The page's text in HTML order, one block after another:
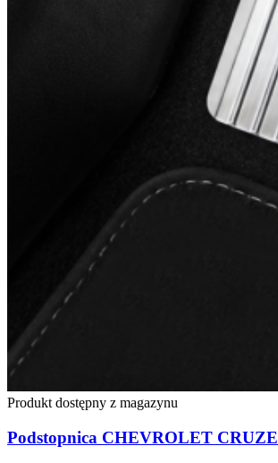
Produkt dostępny z magazynu
Podstopnica CHEVROLET CRUZE